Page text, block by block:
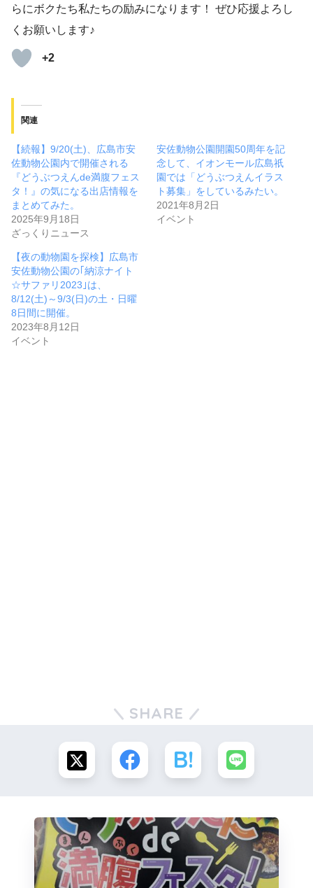
らにボクたち私たちの励みになります！ ぜひ応援よろし
くお願いします♪
+2
関連
【続報】9/20(土)、広島市安
佐動物公園内で開催される
『どうぶつえんde満腹フェス
タ！』の気になる出店情報を
まとめてみた。
2025年9月18日
ざっくりニュース
安佐動物公園開園50周年を記
念して、イオンモール広島祇
園では「どうぶつえんイラス
ト募集」をしているみたい。
2021年8月2日
イベント
【夜の動物園を探検】広島市
安佐動物公園の｢納涼ナイト
☆サファリ2023｣は、
8/12(土)～9/3(日)の土・日曜
8日間に開催。
2023年8月12日
イベント
SHARE